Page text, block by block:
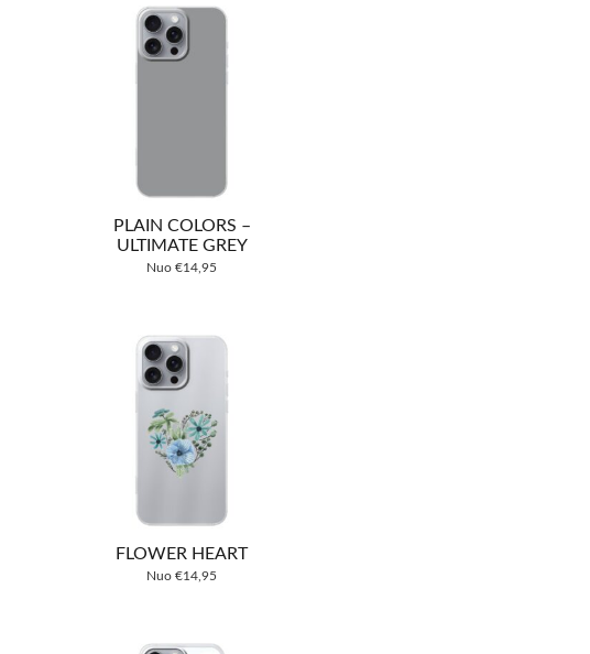
PLAIN COLORS –
ULTIMATE GREY
Nuo€14,95
FLOWER HEART
Nuo€14,95